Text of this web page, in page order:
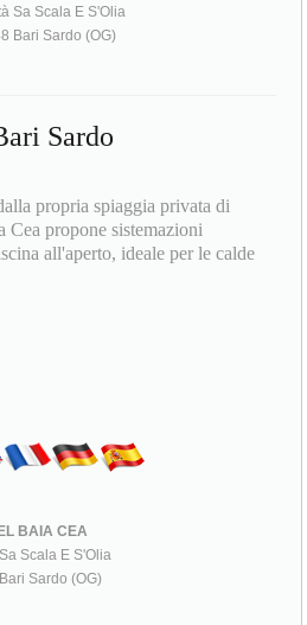
Sa Scala E S'Olia
Bari Sardo (OG)
Sardo
propria spiaggia privata di
Cea propone sistemazioni
all'aperto, ideale per le calde
BAIA CEA
Scala E S'Olia
Sardo (OG)